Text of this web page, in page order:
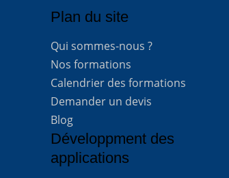
Plan du site
Qui sommes-nous ?
Nos formations
Calendrier des formations
Demander un devis
Blog
Développment des
applications